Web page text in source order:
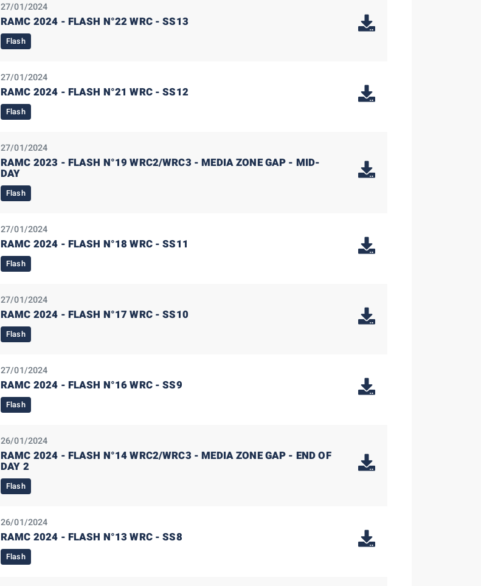
27/01/2024
RAMC 2024 - FLASH N°22 WRC - SS13
Flash
27/01/2024
RAMC 2024 - FLASH N°21 WRC - SS12
Flash
27/01/2024
RAMC 2023 - FLASH N°19 WRC2/WRC3 - MEDIA ZONE GAP - MID-
DAY
Flash
27/01/2024
RAMC 2024 - FLASH N°18 WRC - SS11
Flash
27/01/2024
RAMC 2024 - FLASH N°17 WRC - SS10
Flash
27/01/2024
RAMC 2024 - FLASH N°16 WRC - SS9
Flash
26/01/2024
RAMC 2024 - FLASH N°14 WRC2/WRC3 - MEDIA ZONE GAP - END OF
DAY 2
Flash
26/01/2024
RAMC 2024 - FLASH N°13 WRC - SS8
Flash